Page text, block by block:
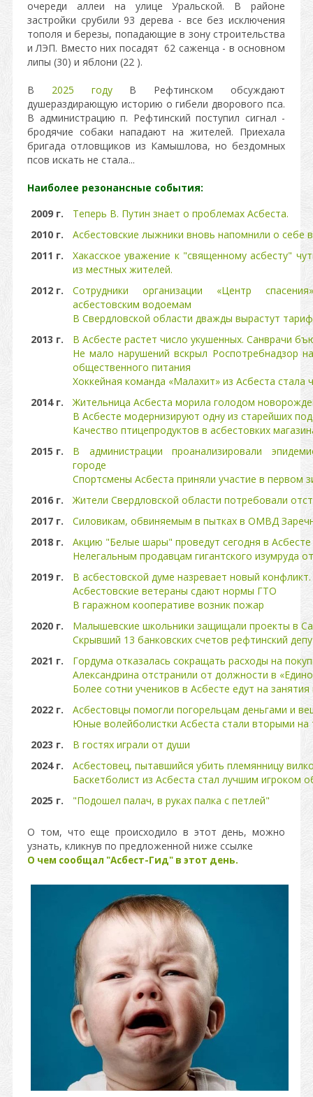
очереди аллеи на улице Уральской. В районе
застройки срубили 93 дерева - все без исключения
тополя и березы, попадающие в зону строительства
и ЛЭП. Вместо них посадят 62 саженца - в основном
липы (30) и яблони (22 ).
В 2025 годуВ Рефтинском обсуждают
душераздирающую историю о гибели дворового пса.
В администрацию п. Рефтинский поступил сигнал -
бродячие собаки нападают на жителей. Приехала
бригада отловщиков из Камышлова, но бездомных
псов искать не стала...
Наиболее резонансные события:
2009 г.
Теперь В. Путин знает о проблемах Асбеста.
2010 г.
Асбестовские лыжники вновь напомнили о себе
2011 г.
Хакасское уважение к "священному асбесту"
из местных жителей.
2012 г.
Сотрудники организации «Центр
асбестовским водоемам
В Свердловской области дважды вырастут
2013 г.
В Асбесте растет число укушенных. Санврачи
Не мало нарушений вскрыл Роспотребнадзор
общественного питания
Хоккейная команда «Малахит» из Асбеста
2014 г.
Жительница Асбеста морила голодом
В Асбесте модернизируют одну из старейших
Качество птицепродуктов в асбестовких
2015 г.
В администрации проанализировали
городе
Спортсмены Асбеста приняли участие в первом
2016 г.
Жители Свердловской области потребовали
2017 г.
Силовикам, обвиняемым в пытках в ОМВД
2018 г.
Акцию "Белые шары" проведут сегодня в Асбесте
Нелегальным продавцам гигантского изумруда
2019 г.
В асбестовской думе назревает новый конфликт.
Асбестовские ветераны сдают нормы ГТО
В гаражном кооперативе возник пожар
2020 г.
Малышевские школьники защищали проекты в
Скрывший 13 банковских счетов рефтинский
2021 г.
Гордума отказалась сокращать расходы на
Александрина отстранили от должности в
Более сотни учеников в Асбесте едут на
2022 г.
Асбестовцы помогли погорельцам деньгами и
Юные волейболистки Асбеста стали вторыми на
2023 г.
В гостях играли от души
2024 г.
Асбестовец, пытавшийся убить племянницу
Баскетболист из Асбеста стал лучшим игроком
2025 г.
"Подошел палач, в руках палка с петлей"
О том, что еще происходило в этот день, можно
узнать, кликнув по предложенной ниже ссылке
О чем сообщал "Асбест-Гид" в этот день.